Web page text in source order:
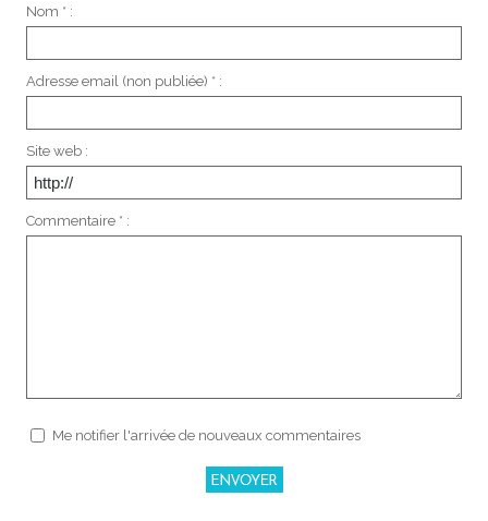
Nom * :
Adresse email (non publiée) * :
Site web :
Commentaire * :
Me notifier l'arrivée de nouveaux commentaires